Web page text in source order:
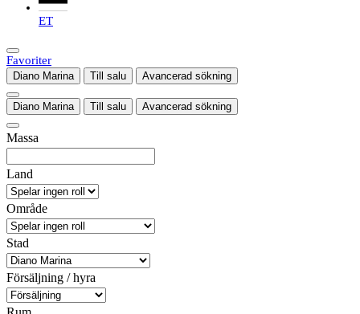
ET
Favoriter
Diano Marina Till salu Avancerad sökning
Diano Marina Till salu Avancerad sökning
Massa
Land
Område
Stad
Försäljning / hyra